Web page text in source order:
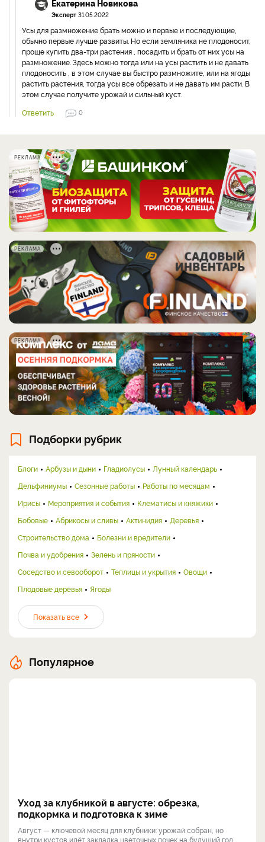
Екатерина Новикова
Эксперт 31.05.2022
Усы для размножение брать можно и первые и последующие,
обычно первые лучше развиты. Но если земляника не плодоносит,
проще купить два-три растения , посадить и брать от них усы на
размножение. Здесь можно тогда или на усы растить и не давать
плодоносить , в этом случае вы быстро размножите, или на ягоды
растить растения, тогда усы все обрезать и не давать им расти. В
этом случае получите урожай и сильный куст.
Ответить
0
РЕКЛАМА
РЕКЛАМА
РЕКЛАМА
Подборки рубрик
Блоги Арбузы и дыни Гладиолусы
Лунный календарь
Дельфиниумы
Сезонные работы
Работы по месяцам
Ирисы
Мероприятия и события
Клематисы и княжики
Бобовые
Абрикосы и сливы Актинидия
Деревья
Строительство дома
Болезни и вредители
Почва и удобрения
Зелень и пряности
Соседство и севооборот
Теплицы и укрытия
Овощи
Плодовые деревья
Ягоды
Показать все
Популярное
Уход за клубникой в августе: обрезка,
подкормка и подготовка к зиме
Август — ключевой месяц для клубники: урожай собран, но
внутри кустов идёт закладка цветочных почек на будущий год.